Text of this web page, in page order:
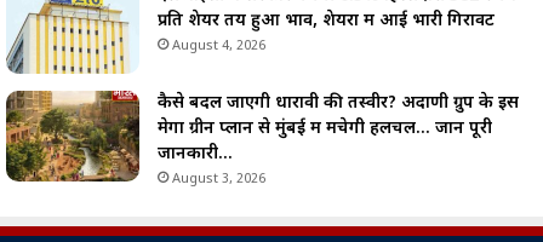
प्रति शेयर तय हुआ भाव, शेयरों में आई भारी गिरावट
August 4, 2026
कैसे बदल जाएगी धारावी की तस्वीर? अदाणी ग्रुप के इस
मेगा ग्रीन प्लान से मुंबई में मचेगी हलचल… जानें पूरी
जानकारी…
August 3, 2026